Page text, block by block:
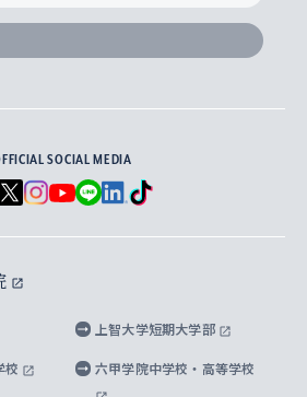
続可能な未来を考える６学科連携
究科
スタディーズ研究科
ダ研究所
ャーナリズム研究所
究センター
造材料イノベーションセンター
担当者様へのご案内
出願する奨学金
教育の修学支援新制度
奨学金
際の費用と奨学金
ィ＆サステナビリティへの取り組み
トワーク
とのネットワーク
ワーク
物
案内・大学院案内
magazine
ュアル・アイデンティティ
ュアル・アイデンティティ
・上智大学学生歌
材・キャンパスでの撮影について
情報
育研究活動等の情報公表
SOCIAL MEDIA
上智大学短期大学部
校 六甲学院中学校・高等学校